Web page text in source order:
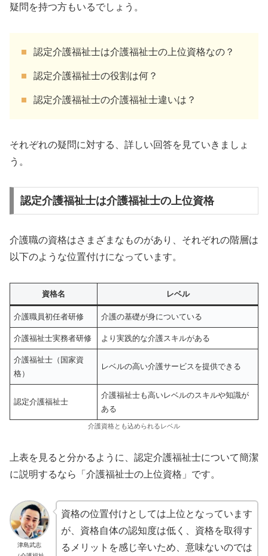
疑問を持つ方もいるでしょう。
認定介護福祉士は介護福祉士の上位資格なの？
認定介護福祉士の役割は何？
認定介護福祉士の介護福祉士違いは？
それぞれの疑問に対する、詳しい回答を見ていきましょ
う。
認定介護福祉士は介護福祉士の上位資格
介護職の資格はさまざまなものがあり、それぞれの階層は
以下のような位置付けになっています。
資格名 レベル
介護職員初任者研修 介護の基礎が身についている
介護福祉士実務者研修 より実践的な介護スキルがある
介護福祉士（国家資
格）
レベルの高い介護サービスを提供できる
認定介護福祉士
介護福祉士も高いレベルのスキルや知識が
ある
介護資格とも込められるレベル
上表を見ると分かるように、認定介護福祉士について簡潔
に説明するなら「介護福祉士の上位資格」です。
津島武志
資格の位置付けとしては上位となっています
が、資格自体の認知度は低く、資格を取得す
るメリットを感じ辛いため、意味ないのでは